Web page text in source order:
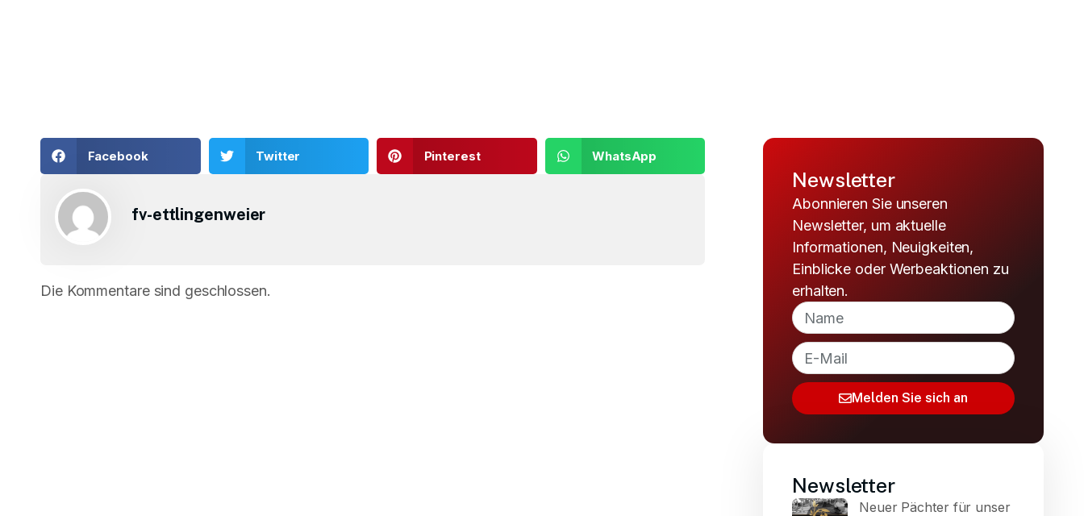
Facebook Twitter Pinterest WhatsApp
fv-ettlingenweier
Die Kommentare sind geschlossen.
Newsletter
Abonnieren Sie unseren
Newsletter, um aktuelle
Informationen, Neuigkeiten,
Einblicke oder Werbeaktionen zu
erhalten.
Melden Sie sich an
Newsletter
Neuer Pächter für unser